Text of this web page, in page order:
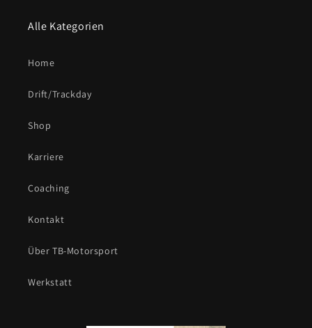
Alle Kategorien
Home
Drift/Trackday
Shop
Karriere
Coaching
Kontakt
Über TB-Motorsport
Werkstatt